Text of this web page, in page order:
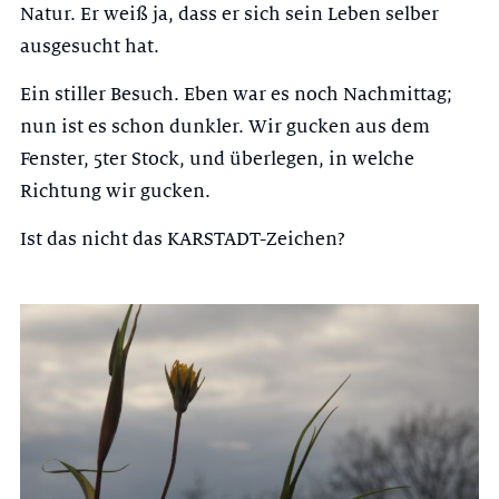
Natur. Er weiß ja, dass er sich sein Leben selber
ausgesucht hat.
Ein stiller Besuch. Eben war es noch Nachmittag;
nun ist es schon dunkler. Wir gucken aus dem
Fenster, 5ter Stock, und überlegen, in welche
Richtung wir gucken.
Ist das nicht das KARSTADT-Zeichen?